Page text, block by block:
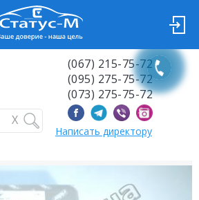
X
(067) 215-75-72
(095) 275-75-72
(073) 275-75-72
Написать директору